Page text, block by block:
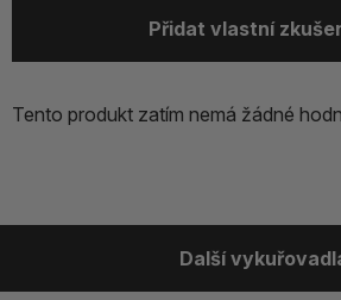
Přidat vlastní
Tento produkt zatím nemá žádné
Další